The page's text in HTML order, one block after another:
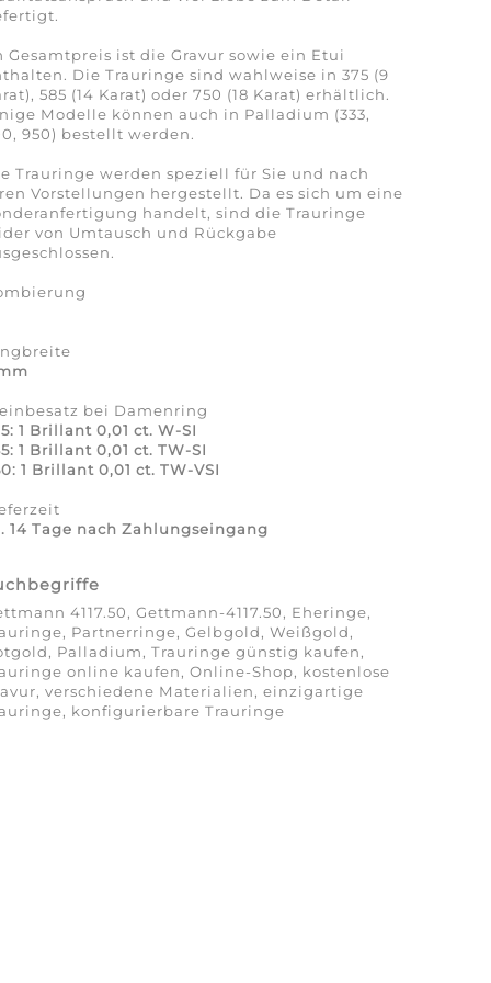
Gesamtpreis ist die Gravur sowie ein Etui
Die Trauringe sind wahlweise in 375 (9
585 (14 Karat) oder 750 (18 Karat) erhältlich.
Modelle können auch in Palladium (333,
950) bestellt werden.
Trauringe werden speziell für Sie und nach
Vorstellungen hergestellt. Da es sich um eine
handelt, sind die Trauringe
von Umtausch und Rückgabe
bei Damenring
1 Brillant 0,01 ct. W-SI
1 Brillant 0,01 ct. TW-SI
1 Brillant 0,01 ct. TW-VSI
14 Tage nach Zahlungseingang
4117.50, Gettmann-4117.50, Eheringe,
Partnerringe, Gelbgold, Weißgold,
Palladium, Trauringe günstig kaufen,
online kaufen, Online-Shop, kostenlose
verschiedene Materialien, einzigartige
konfigurierbare Trauringe